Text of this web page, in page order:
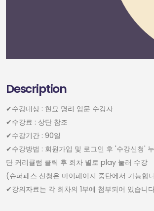
Description
✔︎수강대상 : 현묘 명리 입문 수강자
✔︎수강료 : 상단 참조
✔︎수강기간 : 90일
✔︎수강방법 : 회원가입 및 로그인 후 '수강신청'
단 커리큘럼 클릭 후 회차 별로 play 눌러 수강
(슈퍼패스 신청은 마이페이지 중단에서 가능합
✔︎강의자료는 각 회차의 1부에 첨부되어 있습니